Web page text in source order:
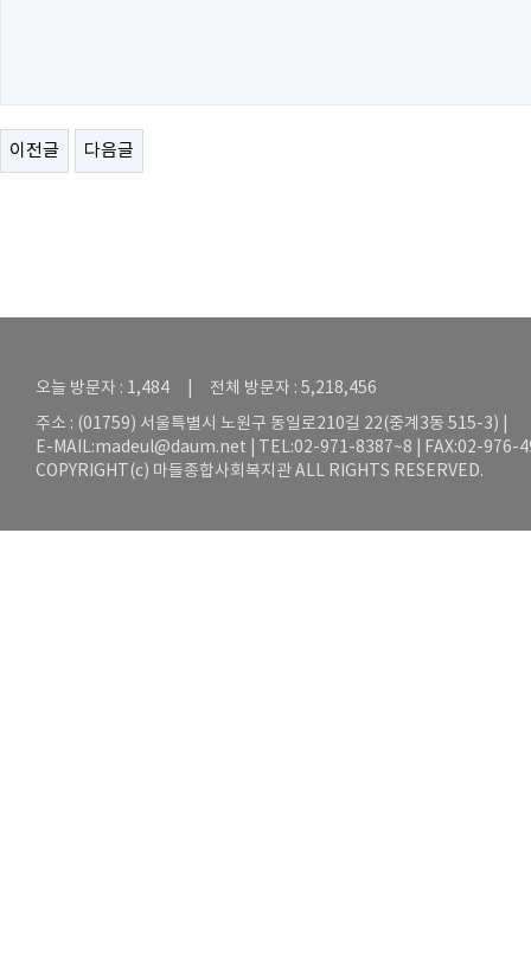
이전글 다음글
오늘 방문자 : 1,484 | 전체 방문자 : 5,218,456
주소 : (01759) 서울특별시 노원구 동일로210길 22(중계3동 515-3) |
E-MAIL:madeul@daum.net | TEL:02-971-8387~8 | FAX:02-976-
COPYRIGHT(c) 마들종합사회복지관 ALL RIGHTS RESERVED.